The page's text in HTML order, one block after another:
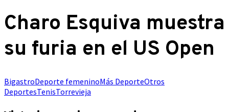
Charo Esquiva muestra
su furia en el US Open
BigastroDeporte femeninoMás DeporteOtros
DeportesTenisTorrevieja